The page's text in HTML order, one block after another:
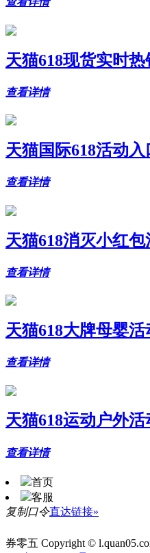
天猫618现货实时热
查看详情
天猫国际618活动入
查看详情
天猫618消灭小红包
查看详情
天猫618大牌母婴活
查看详情
天猫618运动户外活
查看详情
首页
客服
复制口令直达链接»
券零五 Copyright ©